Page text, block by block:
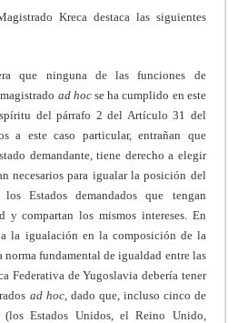
Kreca destaca las siguientes
que ninguna de las funciones de
ad hocse ha cumplido en este
del párrafo 2 del Artículo 31 del
a este caso particular, entrañan que
demandante, tiene derecho a elegir
necesarios para igualar la posición del
Estados demandados que tengan
y compartan los mismos intereses. En
la igualación en la composición de la
norma fundamental de igualdad entre las
Federativa de Yugoslavia debería tener
ad hoc, dado que, incluso cinco de
(los Estados Unidos, el Reino Unido,